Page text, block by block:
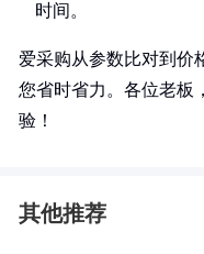
时间。
爱采购从参数比对到价
您省时省力。各位老板
验！
其他推荐